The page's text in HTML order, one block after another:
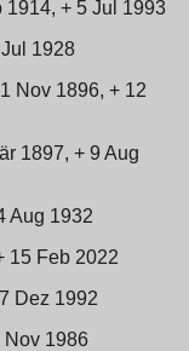
1914, + 5 Jul 1993
1928
Nov 1896, + 12
1897, + 9 Aug
Aug 1932
15 Feb 2022
Dez 1992
Nov 1986